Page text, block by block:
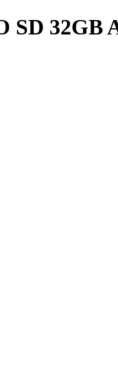
32GB